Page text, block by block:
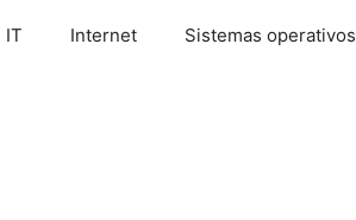
IT Internet Sistemas operativos